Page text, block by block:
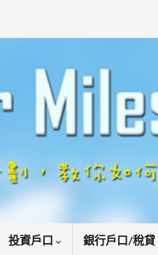
投資戶口 銀行戶口/稅貸